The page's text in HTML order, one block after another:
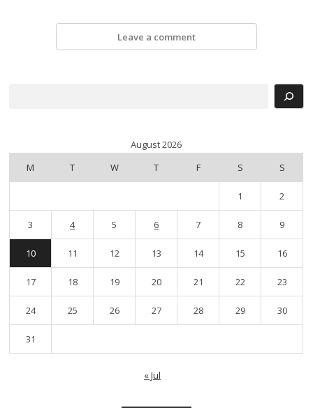
Leave a comment
August 2026
M
T W T F S S
1 2
3 4 5 6 7 8 9
10 11 12 13 14 15 16
17 18 19 20 21 22 23
24 25 26 27 28 29 30
31
« Jul